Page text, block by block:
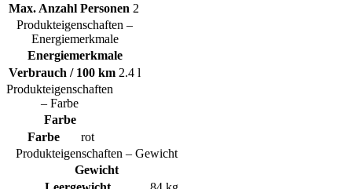
Max. Anzahl Personen 2
Produkteigenschaften –
Energiemerkmale
Energiemerkmale
Verbrauch / 100 km 2.4 l
Produkteigenschaften
– Farbe
Farbe
Farbe
rot
Produkteigenschaften – Gewicht
Gewicht